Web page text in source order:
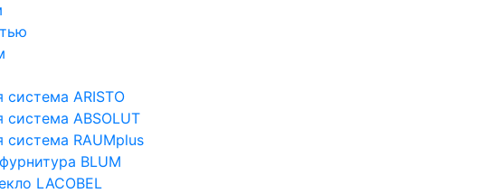
система ARISTO
система ABSOLUT
система RAUMplus
BLUM
LACOBEL